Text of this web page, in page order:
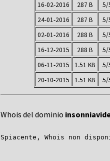
16-02-2016
287 B 5/
24-01-2016
287 B 5/
02-01-2016
288 B 5/
16-12-2015
288 B 5/
06-11-2015
1.51 KB 5/
20-10-2015
1.51 KB 5/
Whois del dominio
Spiacente, Whois non